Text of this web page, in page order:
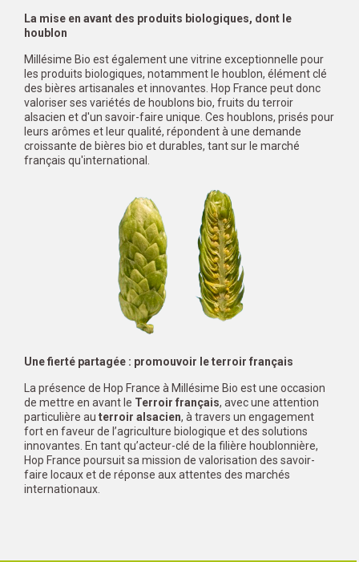
La mise en avant des produits biologiques, dont le
houblon
Millésime Bio est également une vitrine exceptionnelle pour
les produits biologiques, notamment le houblon, élément clé
des bières artisanales et innovantes. Hop France peut donc
valoriser ses variétés de houblons bio, fruits du terroir
alsacien et d'un savoir-faire unique. Ces houblons, prisés pour
leurs arômes et leur qualité, répondent à une demande
croissante de bières bio et durables, tant sur le marché
français qu'international.
Une fierté partagée : promouvoir le terroir français
La présence de Hop France à Millésime Bio est une occasion
de mettre en avant le Terroir français, avec une attention
particulière au terroir alsacien, à travers un engagement
fort en faveur de l’agriculture biologique et des solutions
innovantes. En tant qu’acteur-clé de la filière houblonnière,
Hop France poursuit sa mission de valorisation des savoir-
faire locaux et de réponse aux attentes des marchés
internationaux.